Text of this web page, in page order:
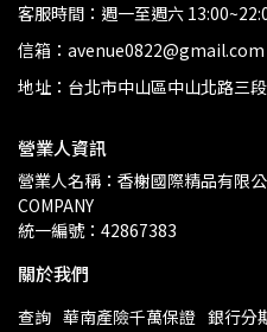
客服時間：週一至週六
信箱：avenue0822@gmail.com
地址：台北市中山區中山北路三
營業人資訊
營業人名稱：香榭國際精品有限
COMPANY
統一編號：42867383
關於我們
查詢 華南產險千萬保證 銀行分